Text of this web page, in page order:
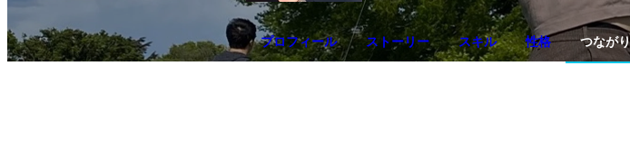
プロフィール ストーリー スキル 性格 つながり